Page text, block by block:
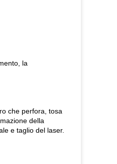
la
che perfora, tosa
della
e taglio del laser.